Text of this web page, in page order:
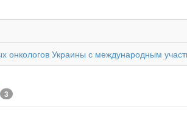
онкологов Украины с международным
3